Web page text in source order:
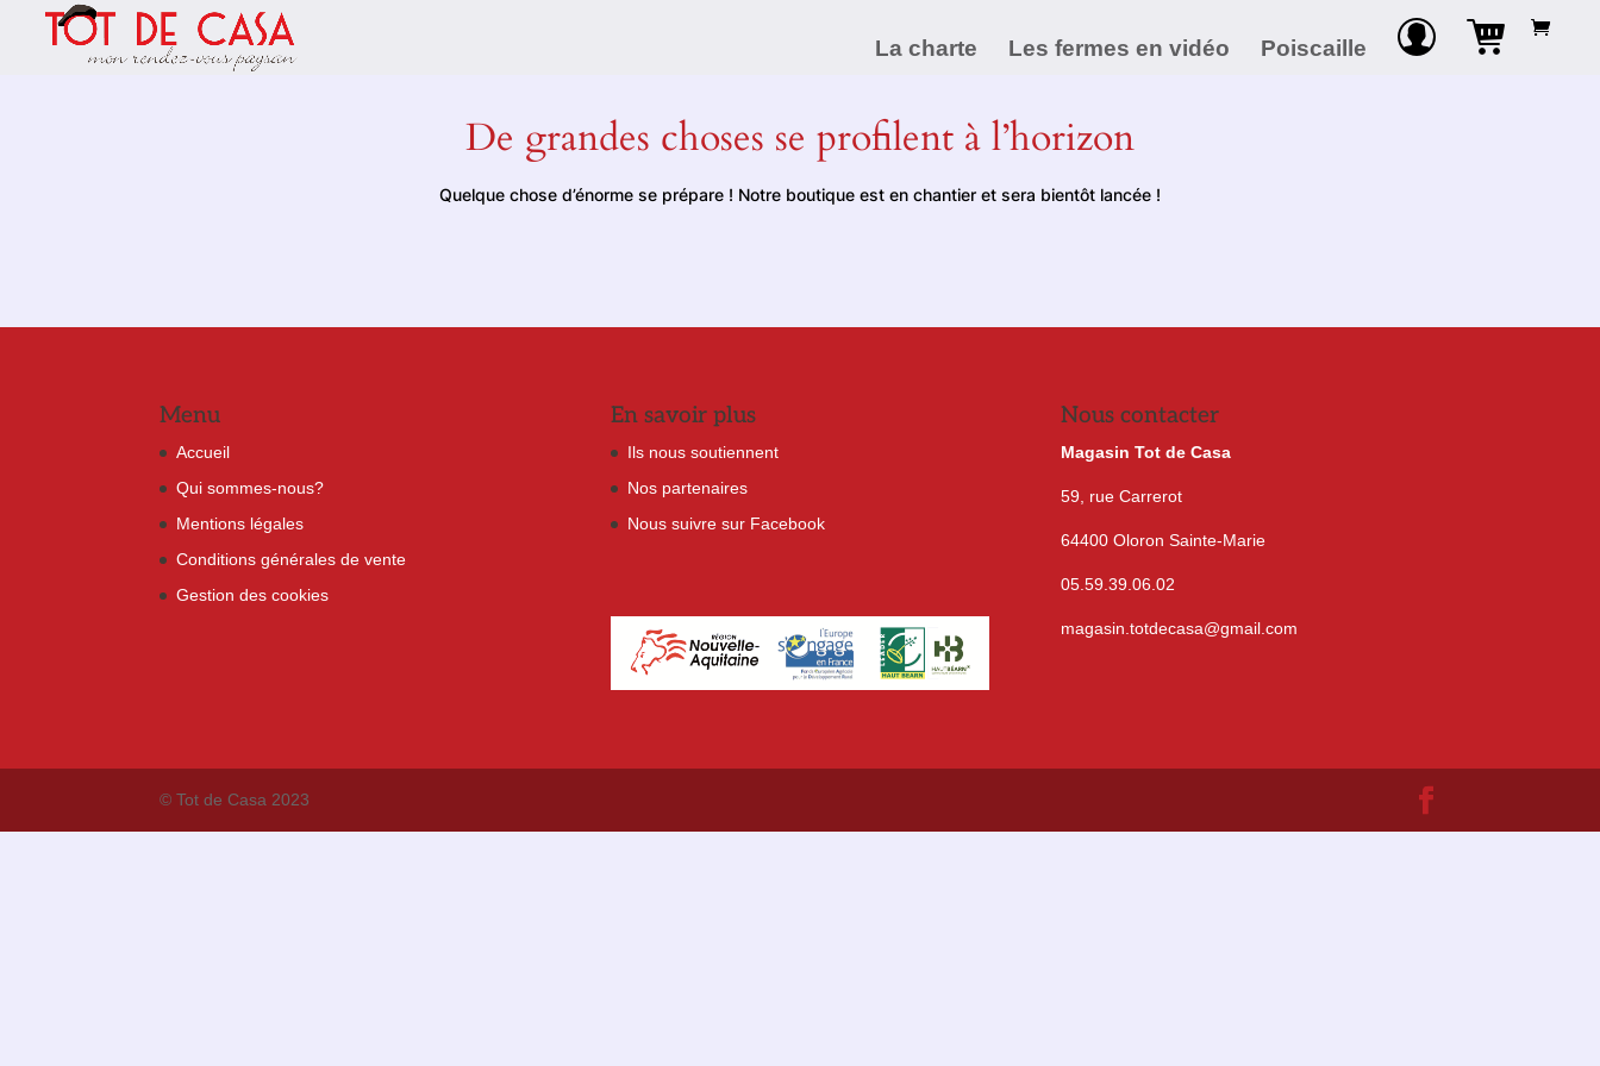
La charte Les fermes en vidéo Poiscaille
De grandes choses se profilent à l’horizon
Quelque chose d’énorme se prépare ! Notre boutique est en chantier et sera bientôt lancée !
Menu
Accueil
Qui sommes-nous?
Mentions légales
Conditions générales de vente
Gestion des cookies
En savoir plus
Ils nous soutiennent
Nos partenaires
Nous suivre sur Facebook
Nous contacter
Magasin Tot de Casa
59, rue Carrerot
64400 Oloron Sainte-Marie
05.59.39.06.02
magasin.totdecasa@gmail.com
© Tot de Casa 2023